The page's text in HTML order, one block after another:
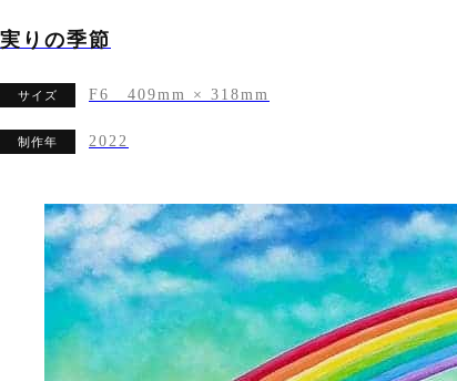
実りの季節
サイズ F6 409mm × 318mm
制作年 2022